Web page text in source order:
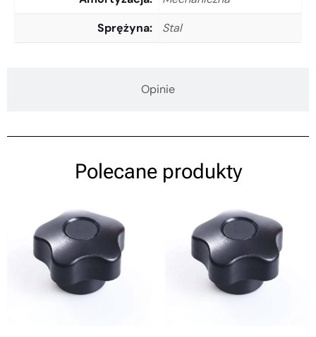
Opinie
Sprężyna
Stal
Polecane produkty